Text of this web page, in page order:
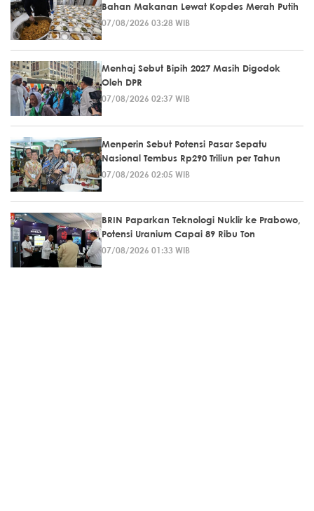
Bahan Makanan Lewat Kopdes Merah Putih
07/08/2026 03:28 WIB
Menhaj Sebut Bipih 2027 Masih Digodok
Oleh DPR
07/08/2026 02:37 WIB
Menperin Sebut Potensi Pasar Sepatu
Nasional Tembus Rp290 Triliun per Tahun
07/08/2026 02:05 WIB
BRIN Paparkan Teknologi Nuklir ke Prabowo,
Potensi Uranium Capai 89 Ribu Ton
07/08/2026 01:33 WIB